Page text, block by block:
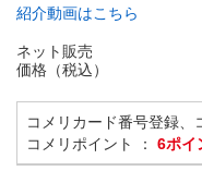
紹介動画はこちら
ネット販売
価格（税込）
コメリカード番号登録
コメリポイント ： 6ポイ